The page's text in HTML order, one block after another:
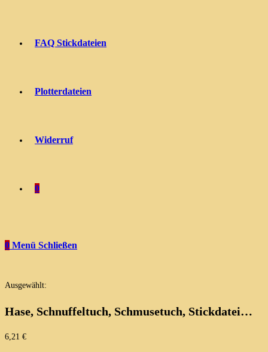
FAQ Stickdateien
Plotterdateien
Widerruf
0
0 Menü Schließen
Ausgewählt:
Hase, Schnuffeltuch, Schmusetuch, Stickdatei…
6,21 €